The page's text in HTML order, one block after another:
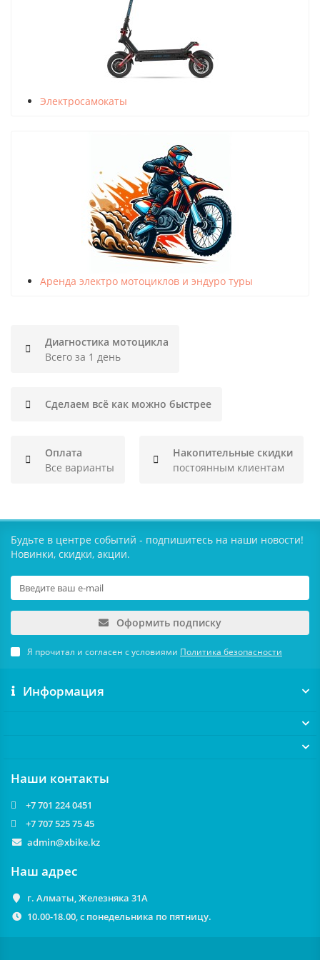
Электросамокаты
Аренда электро мотоциклов и эндуро туры
Диагностика мотоцикла
Всего за 1 день
Сделаем всё как можно быстрее
Оплата
Все варианты
Накопительные скидки
постоянным клиентам
Будьте в центре событий - подпишитесь на наши новости!
Новинки, скидки, акции.
Оформить подписку
Я прочитал и согласен с условиями Политика безопасности
Информация
Наши контакты
+7 701 224 0451
+7 707 525 75 45
admin@xbike.kz
Наш адрес
г. Алматы, Железняка 31А
10.00-18.00, с понедельника по пятницу.